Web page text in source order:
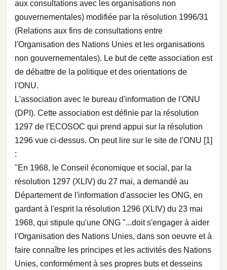
aux consultations avec les organisations non
gouvernementales) modifiée par la résolution 1996/31
(Relations aux fins de consultations entre
l'Organisation des Nations Unies et les organisations
non gouvernementales). Le but de cette association est
de débattre de la politique et des orientations de
l'ONU.
L'association avec le bureau d'information de l'ONU
(DPI). Cette association est définie par la résolution
1297 de l'ECOSOC qui prend appui sur la résolution
1296 vue ci-dessus. On peut lire sur le site de l'ONU [1]
:
"En 1968, le Conseil économique et social, par la
résolution 1297 (XLIV) du 27 mai, a demandé au
Département de l'information d'associer les ONG, en
gardant à l'esprit la résolution 1296 (XLIV) du 23 mai
1968, qui stipule qu'une ONG "...doit s'engager à aider
l'Organisation des Nations Unies, dans son oeuvre et à
faire connaître les principes et les activités des Nations
Unies, conformément à ses propres buts et desseins